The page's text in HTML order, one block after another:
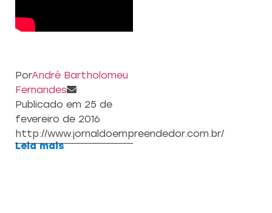
PorAndré Bartholomeu
Fernandes
Publicado em 25 de
fevereiro de 2016
http://www.jornaldoempreendedor.com.br/
Leia mais